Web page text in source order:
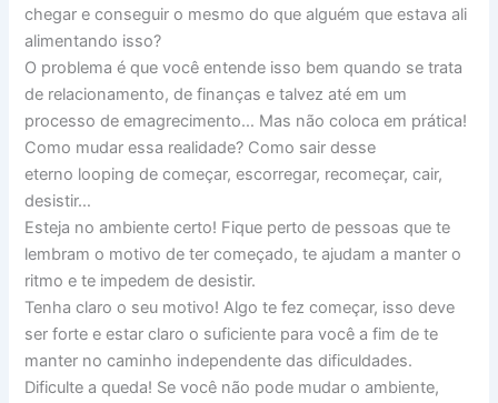
chegar e conseguir o mesmo do que alguém que estava ali
alimentando isso?
O problema é que você entende isso bem quando se trata
de relacionamento, de finanças e talvez até em um
processo de emagrecimento… Mas não coloca em prática!
Como mudar essa realidade? Como sair desse
eterno looping de começar, escorregar, recomeçar, cair,
desistir…
Esteja no ambiente certo! Fique perto de pessoas que te
lembram o motivo de ter começado, te ajudam a manter o
ritmo e te impedem de desistir.
Tenha claro o seu motivo! Algo te fez começar, isso deve
ser forte e estar claro o suficiente para você a fim de te
manter no caminho independente das dificuldades.
Dificulte a queda! Se você não pode mudar o ambiente,